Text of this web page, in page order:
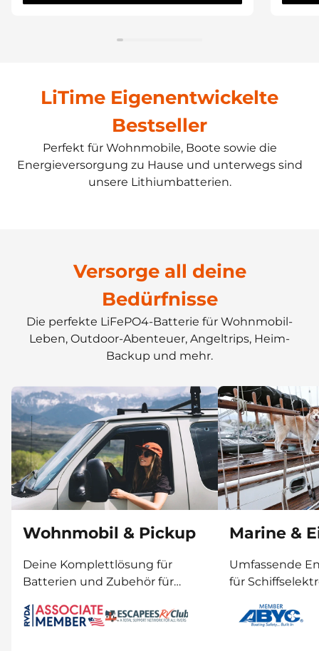
LiTime Eigenentwickelte
Bestseller
Perfekt für Wohnmobile, Boote sowie die
Energieversorgung zu Hause und unterwegs sind
unsere Lithiumbatterien.
Außenborder
Mehr erfahren
Untersitz.
Jetzt kaufen
Versorge all deine
Bedürfnisse
Die perfekte LiFePO4-Batterie für Wohnmobil-
Leben, Outdoor-Abenteuer, Angeltrips, Heim-
Backup und mehr.
Wohnmobil & Pickup
Deine Komplettlösung für
Batterien und Zubehör für
Energiesystem.
Marine &
Umfassende
für